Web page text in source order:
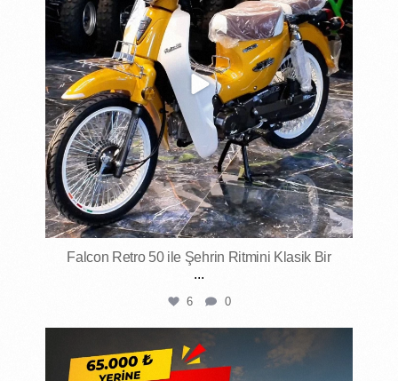
Falcon Retro 50 ile Şehrin Ritmini Klasik Bir
...
6 0
mktmotorluaraclar
May 2